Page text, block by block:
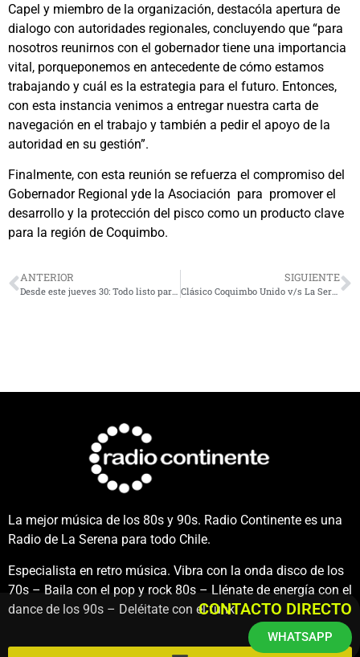
Capel y miembro de la organización, destacóla apertura de
dialogo con autoridades regionales, concluyendo que “para
nosotros reunirnos con el gobernador tiene una importancia
vital, porqueponemos en antecedente de cómo estamos
trabajando y cuál es la estrategia para el futuro. Entonces,
con esta instancia venimos a entregar nuestra carta de
navegación en el trabajo y también a pedir el apoyo de la
autoridad en su gestión”.
Finalmente, con esta reunión se refuerza el compromiso del
Gobernador Regional yde la Asociación para promover el
desarrollo y la protección del pisco como un producto clave
para la región de Coquimbo.
ANTERIOR
Desde este jueves 30: Todo listo para la 2da edición de la Feria del Libro de Paihuano
SIGUIENTE
Clásico Coquimbo Unido v/s La Serena se jugará sólo con público local
La mejor música de los 80s y 90s. Radio Continente es una
Radio de La Serena para todo Chile.
Especialista en retro música. Vibra con la onda disco de los
70s – Baila con el pop y rock 80s – Llénate de energía con el
dance de los 90s – Deléitate con el funk.CONTACTO DIRECTO
WHATSAPP